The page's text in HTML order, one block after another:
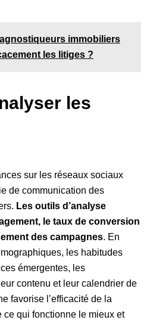
immobiliers
les litiges ?
les
sur les réseaux sociaux
de communication des
Les outils d’analyse
le taux de conversion
des campagnes. En
les habitudes
émergentes, les
contenu et leur calendrier de
favorise l’efficacité de la
qui fonctionne le mieux et